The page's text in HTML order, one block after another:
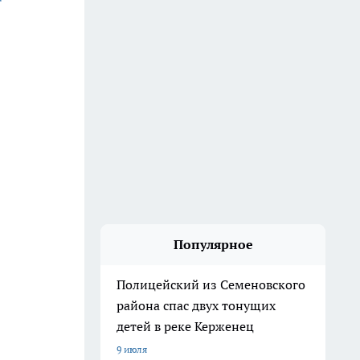
Популярное
Полицейский из Семеновского
района спас двух тонущих
детей в реке Керженец
9 июля